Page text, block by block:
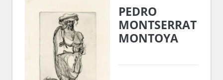
PEDRO
MONTSERRAT
MONTOYA